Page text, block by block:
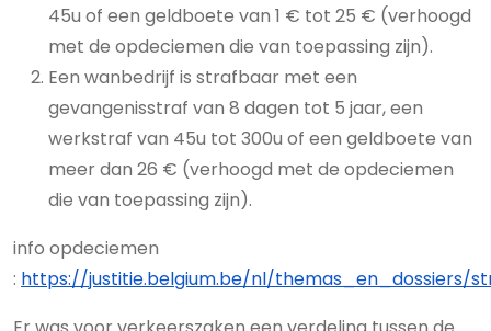
45u of een geldboete van 1 € tot 25 € (verhoogd
met de opdeciemen die van toepassing zijn).
Een wanbedrijf is strafbaar met een
gevangenisstraf van 8 dagen tot 5 jaar, een
werkstraf van 45u tot 300u of een geldboete van
meer dan 26 € (verhoogd met de opdeciemen
die van toepassing zijn).
info opdeciemen
: https://justitie.belgium.be/nl/